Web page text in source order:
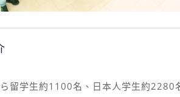
留学生約1100名、日本人学生約2280